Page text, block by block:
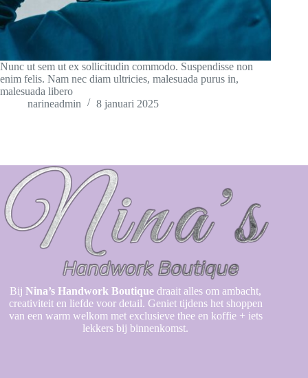
Nunc ut sem ut ex sollicitudin commodo. Suspendisse non
enim felis. Nam nec diam ultricies, malesuada purus in,
malesuada libero
narineadmin
8 januari 2025
BijNina’s Handwork Boutique draait alles om ambacht,
creativiteit en liefde voor detail. Geniet tijdens het shoppen
van een warm welkom met exclusieve thee en koffie + iets
lekkers bij binnenkomst.